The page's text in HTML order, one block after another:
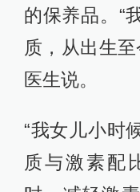
的保养品。“
质，从出生
医生说。
“我女儿小时
质与激素配